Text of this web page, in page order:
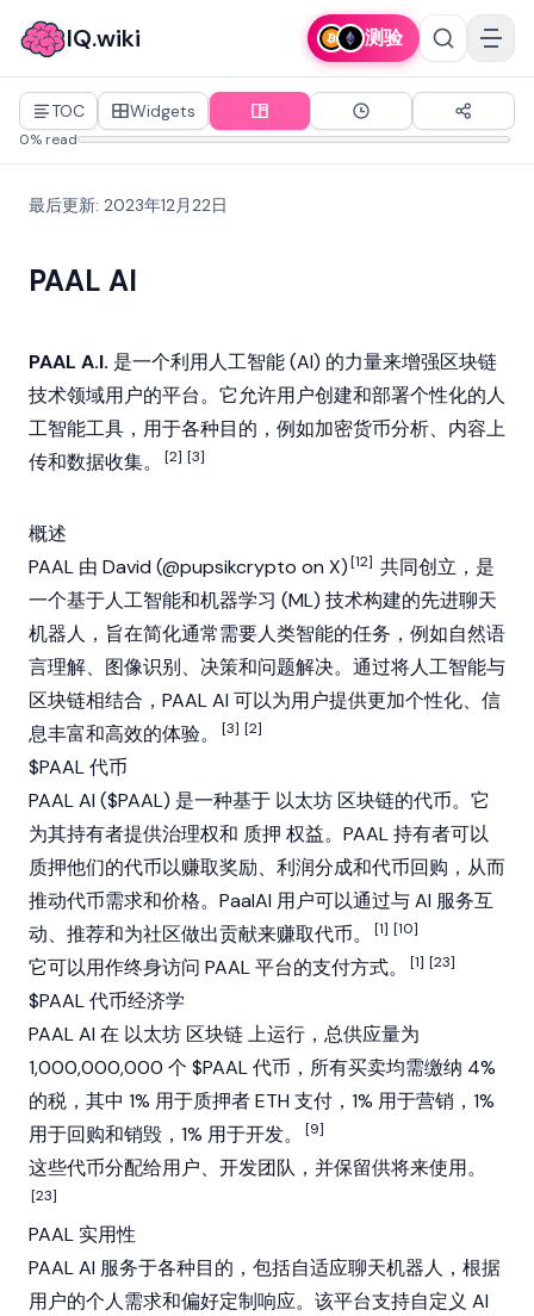
IQ.wiki 测验
TOC Widgets
0% read
最后更新: 2023年12月22日
PAAL AI
PAAL A.I. 是一个利用人工智能 (AI) 的力量来增强区块链
技术领域用户的平台。它允许用户创建和部署个性化的人
工智能工具，用于各种目的，例如加密货币分析、内容上
传和数据收集。
[2] [3]
概述
PAAL 由 David (@pupsikcrypto on X)[12] 共同创立，是
一个基于人工智能和机器学习 (ML) 技术构建的先进聊天
机器人，旨在简化通常需要人类智能的任务，例如自然语
言理解、图像识别、决策和问题解决。通过将人工智能与
区块链相结合，PAAL AI 可以为用户提供更加个性化、信
息丰富和高效的体验。
[3] [2]
$PAAL 代币
PAAL AI ($PAAL) 是一种基于 以太坊 区块链的代币。它
为其持有者提供治理权和 质押 权益。PAAL 持有者可以
质押他们的代币以赚取奖励、利润分成和代币回购，从而
推动代币需求和价格。PaalAI 用户可以通过与 AI 服务互
动、推荐和为社区做出贡献来赚取代币。
[1] [10]
它可以用作终身访问 PAAL 平台的支付方式。 [1] [23]
$PAAL 代币经济学
PAAL AI 在 以太坊 区块链上运行，总供应量为
1,000,000,000 个 $PAAL 代币，所有买卖均需缴纳 4%
的税，其中 1% 用于质押者 ETH 支付，1% 用于营销，1%
用于回购和销毁，1% 用于开发。
[9]
这些代币分配给用户、开发团队，并保留供将来使用。
[23]
PAAL 实用性
PAAL AI 服务于各种目的，包括自适应聊天机器人，根据
用户的个人需求和偏好定制响应。该平台支持自定义 AI